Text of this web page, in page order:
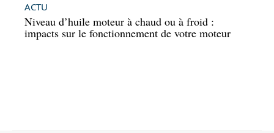
ACTU
Niveau d’huile moteur à chaud ou à froid :
impacts sur le fonctionnement de votre moteur